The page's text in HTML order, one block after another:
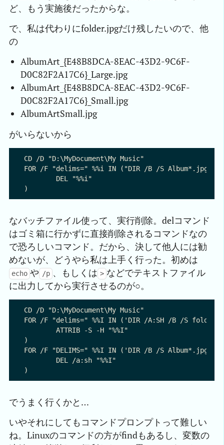
ど、もう実施後だったからな。
で、私は代わりにfolder.jpgだけ残したいので、他
の
AlbumArt_{E48B8DCA-8EAC-43D2-9C6F-
D0C82F2A17C6}_Large.jpg
AlbumArt_{E48B8DCA-8EAC-43D2-9C6F-
D0C82F2A17C6}_Small.jpg
AlbumArtSmall.jpg
がいらないから
CD /D "D:\MyDocument\My Music"
FOR /F "delims=" %%i IN ("DIR /B /S Album*.jpg")
なバッチファイル使って、実行削除。delコマンド
はゴミ箱に行かずに直接削除されるコマンドなの
で恐ろしいコマンド。だから、決して他人には勧
めないが、どうやら私は上手く行った。初めは
echo や /p 、もしくは > などでテキストファイル
に出力してから実行させるのが○。
CD /D "D:\MyDocument\My Music"
FOR /F "delims=" %%I IN ('DIR /A:SH /B /S
	ATTRIB -S -H "%%I"
)
FOR /F "DELIMS=" %%I IN ('DIR /B /S Album*.jpg')
でうまく行くかと…
いやそれにしてもコマンドプロンプトって難しい
ね。Linuxのコマンドの方がfindもあるし、変数の